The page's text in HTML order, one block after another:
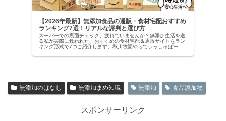
【2026年最新】無添加食品の通販・食材宅配おすすめ
ランキング7選！リアルな評判と選び方
スーパーでの裏面チェック、疲れていませんか？無添加生活を送
る私が実際に救われた、おすすめの食材宅配＆通販サイトをラン
キング形式で7つご紹介します。秋川牧園やらでぃっしゅぼー
く続く「安心・時短・おいしい」購入先を徹底比較！
無添加のはなし 無添加まめ知識 無添加 食品添加物
スポンサーリンク